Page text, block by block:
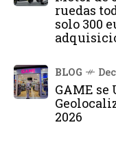
ruedas
solo 300
BLOG
GAME se
2026